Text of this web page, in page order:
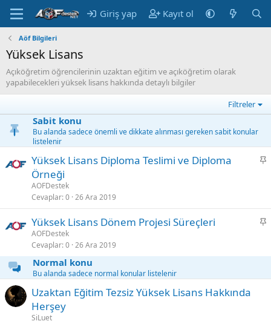
Giriş yap Kayıt ol
Aöf Bilgileri
Yüksek Lisans
Açıköğretim öğrencilerinin uzaktan eğitim ve açıköğretim olarak
yapabilecekleri yüksek lisans hakkında detaylı bilgiler
Filtreler
Sabit konu
Bu alanda sadece önemli ve dikkate alınması gereken sabit konular
listelenir
S
t
Yüksek Lisans Diploma Teslimi ve Diploma
Örneği
AOFDestek
Cevaplar 0 26 Ara 2019
S
Yüksek Lisans Dönem Projesi Süreçleri
AOFDestek
Cevaplar 0 26 Ara 2019
Normal konu
Bu alanda sadece normal konular listelenir
Uzaktan Eğitim Tezsiz Yüksek Lisans Hakkında
Herşey
SiLuet